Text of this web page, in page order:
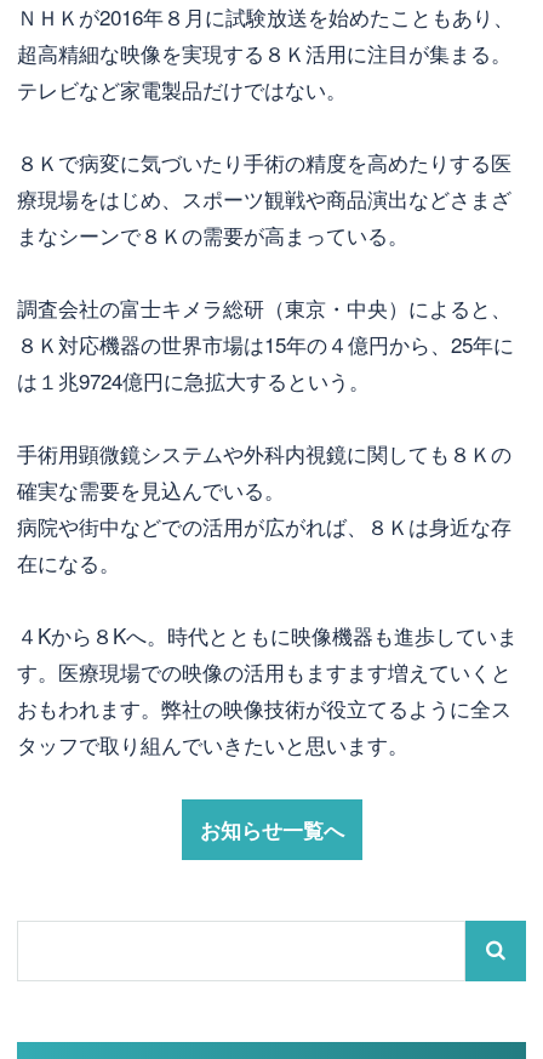
ＮＨＫが2016年８月に試験放送を始めたこともあり、
超高精細な映像を実現する８Ｋ活用に注目が集まる。
テレビなど家電製品だけではない。
８Ｋで病変に気づいたり手術の精度を高めたりする医
療現場をはじめ、スポーツ観戦や商品演出などさまざ
まなシーンで８Ｋの需要が高まっている。
調査会社の富士キメラ総研（東京・中央）によると、
８Ｋ対応機器の世界市場は15年の４億円から、25年に
は１兆9724億円に急拡大するという。
手術用顕微鏡システムや外科内視鏡に関しても８Ｋの
確実な需要を見込んでいる。
病院や街中などでの活用が広がれば、８Ｋは身近な存
在になる。
４Kから８Kへ。時代とともに映像機器も進歩していま
す。医療現場での映像の活用もますます増えていくと
おもわれます。弊社の映像技術が役立てるように全ス
タッフで取り組んでいきたいと思います。
お知らせ一覧へ